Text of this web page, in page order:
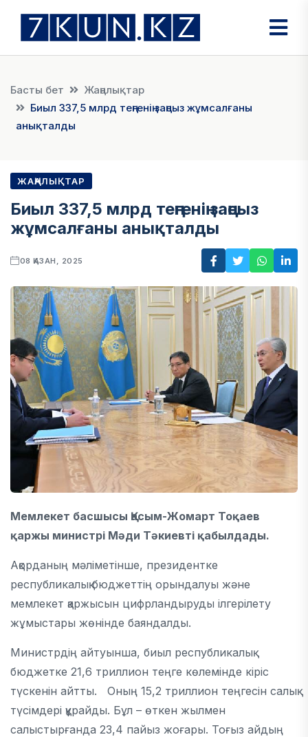
Басты бет
Жаңалықтар
Биыл 337,5 млрд теңгенің заңсыз жұмсалғаны
анықталды
ЖАҢАЛЫҚТАР
Биыл 337,5 млрд теңгенің заңсыз
жұмсалғаны анықталды
08 ҚАЗАН, 2025
Мемлекет басшысы Қасым-Жомарт Тоқаев
қаржы министрі Мәди Тәкиевті қабылдады.
Ақорданың мәліметінше, президентке
республикалық бюджеттің орындалуы және
мемлекет қаржысын цифрландыруды ілгерілету
жұмыстары жөнінде баяндалды.
Министрдің айтуынша, биыл республикалық
бюджетке 21,6 триллион теңге көлемінде кіріс
түскенін айтты. Оның 15,2 триллион теңгесін салық
түсімдері құрайды. Бұл – өткен жылмен
салыстырғанда 23,4 пайыз жоғары. Тоғыз айдың